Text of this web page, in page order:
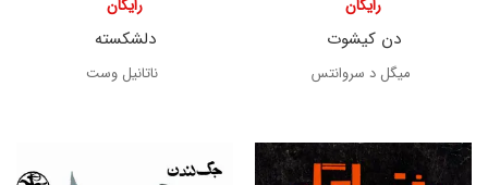
دن کیشوت
رایگان
میگل د سروانتس
دلشکسته
رایگان
ناتانیل وست